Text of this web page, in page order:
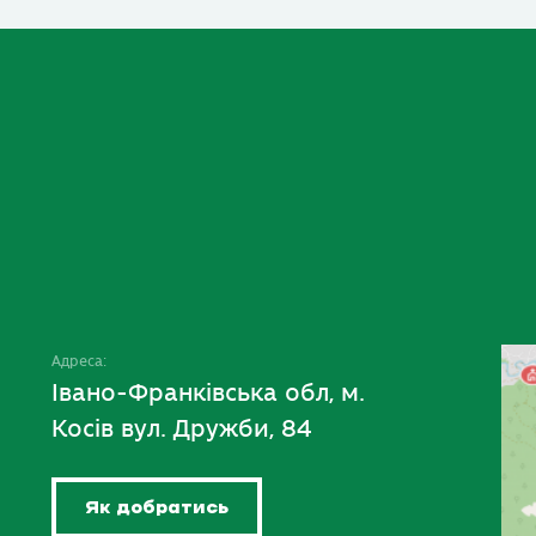
Адреса:
Івано-Франківська обл, м.
Косів вул. Дружби, 84
Як добратись